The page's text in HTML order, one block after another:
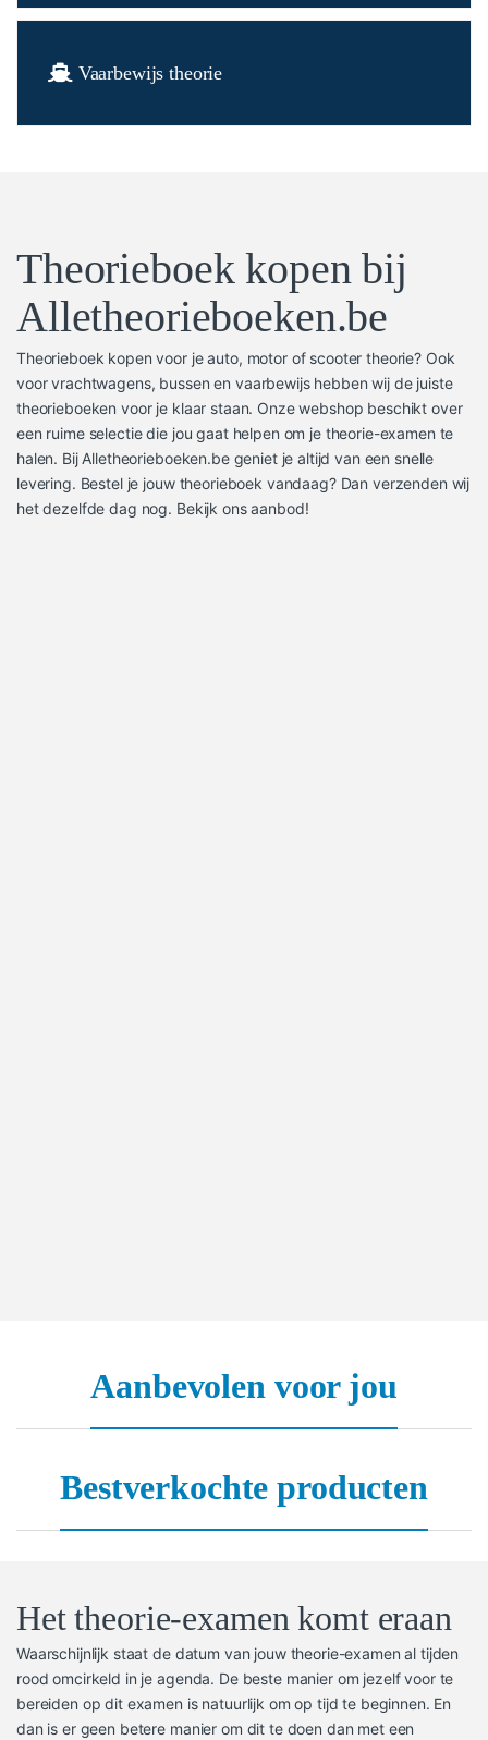
Vaarbewijs theorie
Theorieboek kopen bij
Alletheorieboeken.be
Theorieboek kopen voor je auto, motor of scooter theorie? Ook
voor vrachtwagens, bussen en vaarbewijs hebben wij de juiste
theorieboeken voor je klaar staan. Onze webshop beschikt over
een ruime selectie die jou gaat helpen om je theorie-examen te
halen. Bij Alletheorieboeken.be geniet je altijd van een snelle
levering. Bestel je jouw theorieboek vandaag? Dan verzenden wij
het dezelfde dag nog. Bekijk ons aanbod!
Aanbevolen voor jou
Bestverkochte producten
Het theorie-examen komt eraan
Waarschijnlijk staat de datum van jouw theorie-examen al tijden
rood omcirkeld in je agenda. De beste manier om jezelf voor te
bereiden op dit examen is natuurlijk om op tijd te beginnen. En
dan is er geen betere manier om dit te doen dan met een